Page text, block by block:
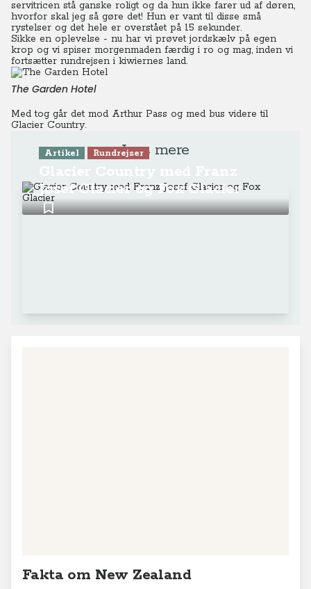
servitricen stå ganske roligt og da hun ikke farer ud af døren,
hvorfor skal jeg så gøre det! Hun er vant til disse små
rystelser og det hele er overstået på 15 sekunder.
Sikke en oplevelse - nu har vi prøvet jordskælv på egen
krop og vi spiser morgenmaden færdig i ro og mag, inden vi
fortsætter rundrejsen i kiwiernes land.
The Garden Hotel
Med tog går det mod Arthur Pass og med bus videre til
Glacier Country.
Læs mere
Artikel Rundrejser
Josef Glacier og Fox Glacier
Fakta om New Zealand